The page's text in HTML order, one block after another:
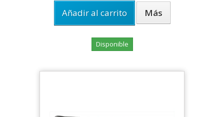
Añadir al carrito Más
Disponible